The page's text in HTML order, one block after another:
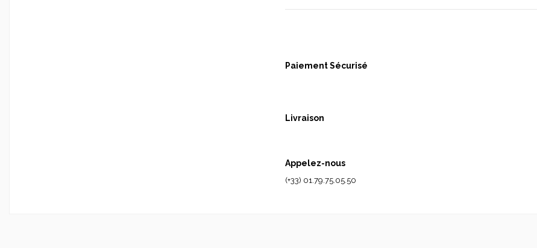
Paiement Sécurisé
Livraison
Appelez-nous
(+33) 01.79.75.05.50